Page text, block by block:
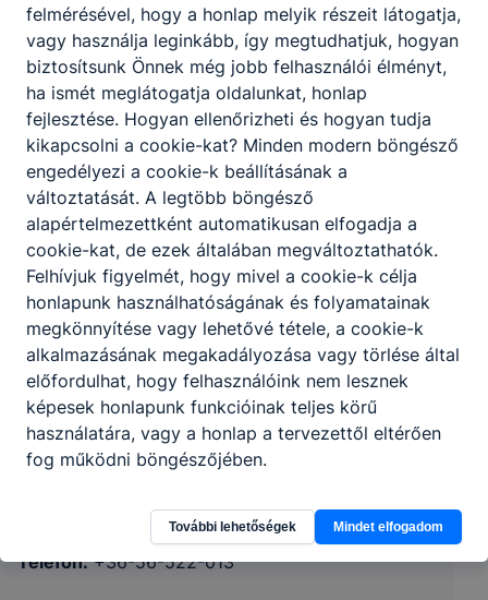
Szolnoki SZC Sipos Orbán Szakképző
Iskola és Kollégium
5000 Szolnok, Gyermekváros út 1.
KRÉTA
Telefon: +36-56-522-013
felmérésével, hogy a honlap melyik részeit látogatja,
vagy használja leginkább, így megtudhatjuk, hogyan
biztosítsunk Önnek még jobb felhasználói élményt,
ha ismét meglátogatja oldalunkat, honlap
fejlesztése. Hogyan ellenőrizheti és hogyan tudja
kikapcsolni a cookie-kat? Minden modern böngésző
engedélyezi a cookie-k beállításának a
változtatását. A legtöbb böngésző
alapértelmezettként automatikusan elfogadja a
cookie-kat, de ezek általában megváltoztathatók.
Felhívjuk figyelmét, hogy mivel a cookie-k célja
honlapunk használhatóságának és folyamatainak
megkönnyítése vagy lehetővé tétele, a cookie-k
alkalmazásának megakadályozása vagy törlése által
előfordulhat, hogy felhasználóink nem lesznek
képesek honlapunk funkcióinak teljes körű
használatára, vagy a honlap a tervezettől eltérően
fog működni böngészőjében.
További lehetőségek Mindet elfogadom